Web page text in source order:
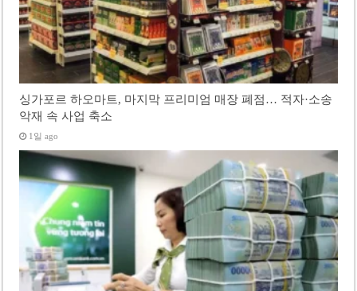
싱가포르 하오마트, 마지막 프리미엄 매장 폐점… 적자·소송
악재 속 사업 축소
1일 ago